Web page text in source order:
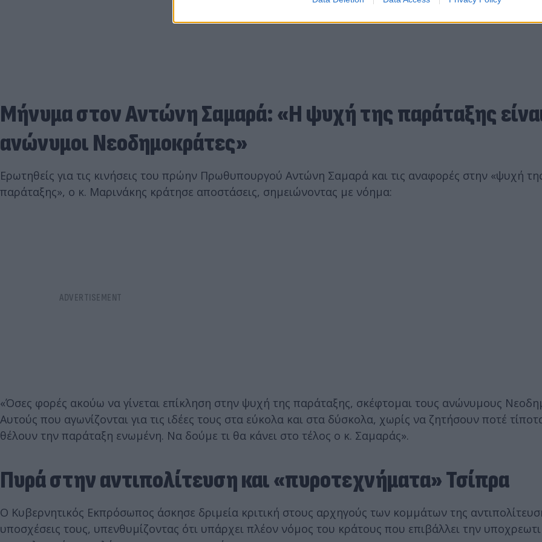
Μήνυμα στον Αντώνη Σαμαρά: «Η ψυχή της παράταξης
ανώνυμοι Νεοδημοκράτες»
Ερωτηθείς για τις κινήσεις του πρώην Πρωθυπουργού Αντώνη Σαμαρά και τις αναφορές στην «ψυχή
παράταξης», ο κ. Μαρινάκης κράτησε αποστάσεις, σημειώνοντας με νόημα:
«Όσες φορές ακούω να γίνεται επίκληση στην ψυχή της παράταξης, σκέφτομαι τους ανώνυμους
Αυτούς που αγωνίζονται για τις ιδέες τους στα εύκολα και στα δύσκολα, χωρίς να ζητήσουν ποτέ
θέλουν την παράταξη ενωμένη. Να δούμε τι θα κάνει στο τέλος ο κ. Σαμαράς».
Πυρά στην αντιπολίτευση και «πυροτεχνήματα» Τσίπρα
Ο Κυβερνητικός Εκπρόσωπος άσκησε δριμεία κριτική στους αρχηγούς των κομμάτων της
υποσχέσεις τους, υπενθυμίζοντας ότι υπάρχει πλέον νόμος του κράτους που επιβάλλει την